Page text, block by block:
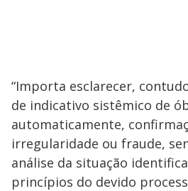
“Importa esclarecer,
de indicativo sistêmico de
automaticamente,
irregularidade ou fraude,
análise da situação
princípios do devido